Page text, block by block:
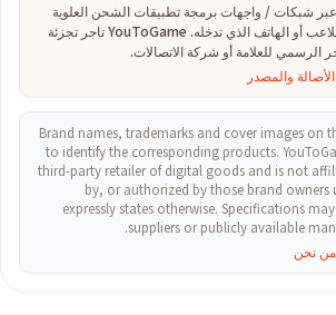
عبر شبكات / واجهات برمجة تطبيقات الشحن العلوية
إلى الحساب أو معرّف اللاعب أو الهاتف الذي تدخله. YouToGame تاجر تجزئة
للعلامة أو شركة الاتصالات.
الأصالة والمصدر
Brand names, trademarks and cover images on
to identify the corresponding products.
third-party retailer of digital goods and is not
by, or authorized by those brand owners
expressly states otherwise. Specifications
suppliers or publicly available
من نحن